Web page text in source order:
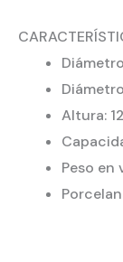
Altura:
Peso en